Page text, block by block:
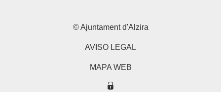
© Ajuntament d'Alzira
AVISO LEGAL
MAPA WEB